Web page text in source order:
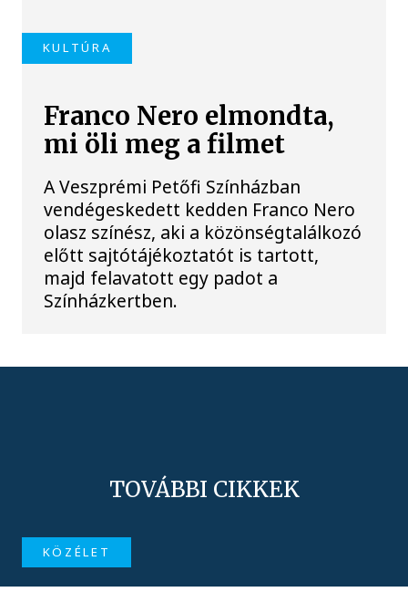
KULTÚRA
Franco Nero elmondta,
mi öli meg a filmet
A Veszprémi Petőfi Színházban
vendégeskedett kedden Franco Nero
olasz színész, aki a közönségtalálkozó
előtt sajtótájékoztatót is tartott,
majd felavatott egy padot a
Színházkertben.
TOVÁBBI CIKKEK
KÖZÉLET